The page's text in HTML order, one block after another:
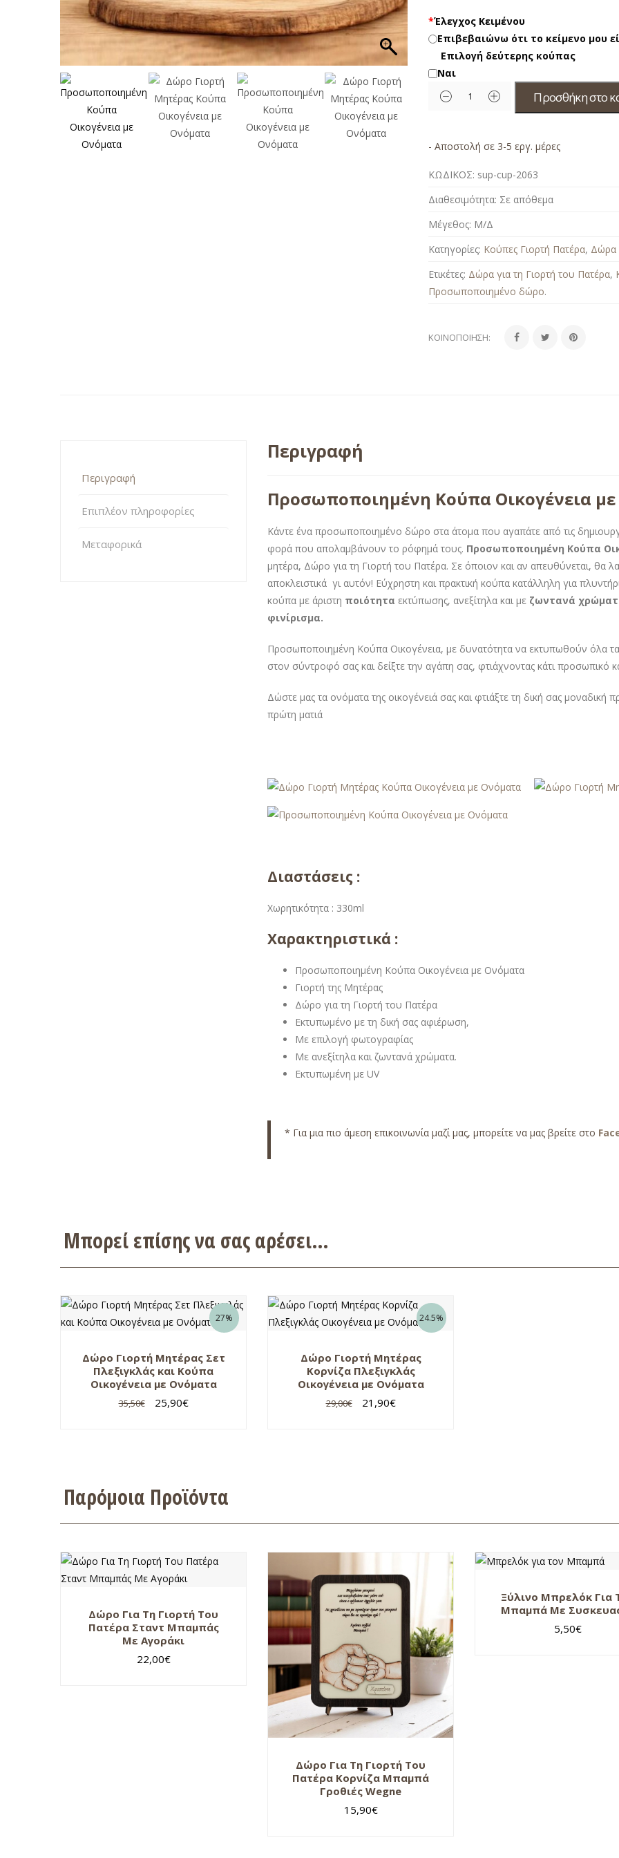
*Έλεγχος Κειμένου
Επιβεβαιώνω ότι το κείμενο μου
Επιλογή δεύτερης κούπας
Ναι
Προσθήκη στο
- Αποστολή σε 3-5 εργ. μέρες
ΚΩΔΙΚΟΣ: sup-cup-2063
Διαθεσιμότητα: Σε απόθεμα
Μέγεθος: Μ/Δ
Κατηγορίες: Κούπες Γιορτή Πατέρα, Δώρα
Ετικέτες: Δώρα για τη Γιορτή του Πατέρα,
Προσωποποιημένο δώρο.
ΚΟΙΝΟΠΟΊΗΣΗ:
Περιγραφή
Επιπλέον πληροφορίες
Μεταφορικά
Περιγραφή
Προσωποποιημένη Κούπα Οικογένεια
Κάντε ένα προσωποποιημένο δώρο στα άτομα που αγαπάτε από τις
φορά που απολαμβάνουν το ρόφημά τους. Προσωποποιημένη Κούπα
μητέρα, Δώρο για τη Γιορτή του Πατέρα. Σε όποιον και αν απευθύνεται, θα
αποκλειστικά γι αυτόν! Εύχρηστη και πρακτική κούπα κατάλληλη για
κούπα με άριστη ποιότητα εκτύπωσης, ανεξίτηλα και με ζωντανά
φινίρισμα.
Προσωποποιημένη Κούπα Οικογένεια, με δυνατότητα να εκτυπωθούν όλα
στον σύντροφό σας και δείξτε την αγάπη σας, φτιάχνοντας κάτι προσωπικό
Δώστε μας τα ονόματα της οικογένειά σας και φτιάξτε τη δική σας
πρώτη ματιά
Διαστάσεις :
Χωρητικότητα : 330ml
Χαρακτηριστικά :
Προσωποποιημένη Κούπα Οικογένεια με Ονόματα
Γιορτή της Μητέρας
Δώρο για τη Γιορτή του Πατέρα
Εκτυπωμένο με τη δική σας αφιέρωση,
Με επιλογή φωτογραφίας
Με ανεξίτηλα και ζωντανά χρώματα.
Εκτυπωμένη με UV
* Για μια πιο άμεση επικοινωνία μαζί μας, μπορείτε να μας βρείτε στο
Μπορεί επίσης να σας αρέσει…
27%
Δώρο Γιορτή Μητέρας Σετ
Πλεξιγκλάς και Κούπα
Οικογένεια με Ονόματα
35,50€ 25,90€
24.5%
Δώρο Γιορτή Μητέρας
Κορνίζα Πλεξιγκλάς
Οικογένεια με Ονόματα
29,00€ 21,90€
Παρόμοια Προϊόντα
Δώρο Για Τη Γιορτή Του
Πατέρα Σταντ Μπαμπάς
Με Αγοράκι
22,00€
Δώρο Για Τη Γιορτή Του
Πατέρα Κορνίζα Μπαμπά
Γροθιές Wegne
15,90€
Ξύλινο Μπρελόκ Για
Μπαμπά Με
5,50€